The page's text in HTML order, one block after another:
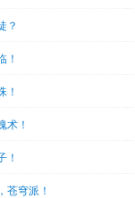
？
！
！
术！
！
苍穹派！